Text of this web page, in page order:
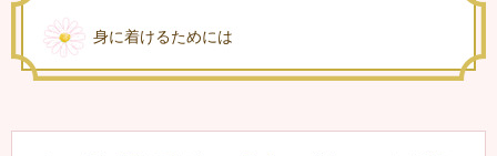
身に着けるためには